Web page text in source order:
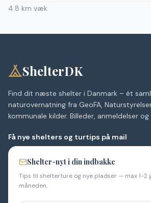
4.8 km væk
ShelterDK
Find dit næste shelter i Danmark – ét
naturovernatning fra GeoFA,
kommunale kilder. Billeder, anmeldelser
Få nye shelters og turtips på mail
Shelter-nyt i din indbakke
Tips til shelterture og nye pladser — max 1-2
måneden.